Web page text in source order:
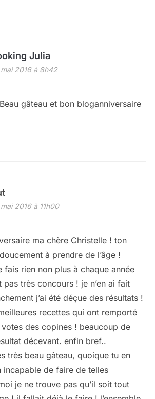
Julia
mai 2016 à 8h42
gâteau et bon bloganniversaire
mai 2016 à 11h00
ma chère Christelle ! ton
à prendre de l’âge !
fais rien non plus à chaque année
pas très concours ! je n’en ai fait
j’ai été déçue des résultats !
recettes qui ont remporté
des copines ! beaucoup de
décevant. enfin bref..
très beau gâteau, quoique tu en
incapable de faire de telles
je ne trouve pas qu’il soit tout